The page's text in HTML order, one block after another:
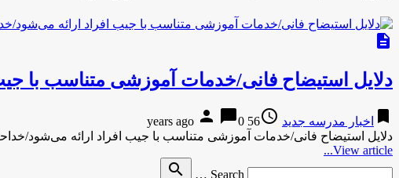
description
دلایل استیضاح فانی/خدمات آموزشی متناسب با
bookmark اخبار مدرسه جدید access_time
56 years ago
person chat_bubble0
دلایل استیضاح فانی/خدمات آموزشی متناسب با جیب افراد ارائه
View article...
Search …
search